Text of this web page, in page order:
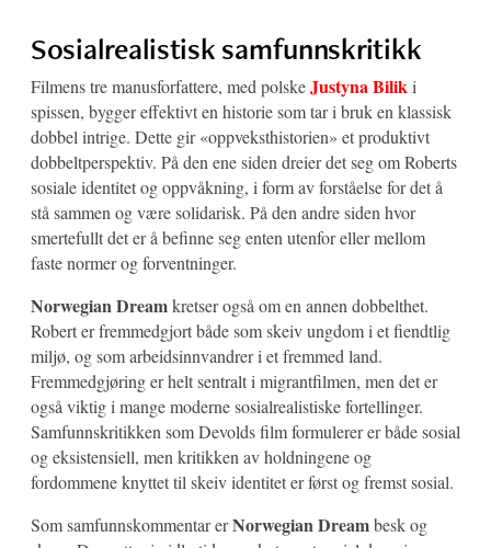
Sosialrealistisk samfunnskritikk
Filmens tre manusforfattere, med polskeJustyna Biliki
spissen, bygger effektivt en historie som tar i bruk en klassisk
dobbel intrige. Dette gir «oppveksthistorien» et produktivt
dobbeltperspektiv. På den ene siden dreier det seg om Roberts
sosiale identitet og oppvåkning, i form av forståelse for det å
stå sammen og være solidarisk. På den andre siden hvor
smertefullt det er å befinne seg enten utenfor eller mellom
faste normer og forventninger.
Norwegian Dreamkretser også om en annen dobbelthet.
Robert er fremmedgjort både som skeiv ungdom i et fiendtlig
miljø, og som arbeidsinnvandrer i et fremmed land.
Fremmedgjøring er helt sentralt i migrantfilmen, men det er
også viktig i mange moderne sosialrealistiske fortellinger.
Samfunnskritikken som Devolds film formulerer er både sosial
og eksistensiell, men kritikken av holdningene og
fordommene knyttet til skeiv identitet er først og fremst sosial.
Som samfunnskommentar erNorwegian Dreambesk og